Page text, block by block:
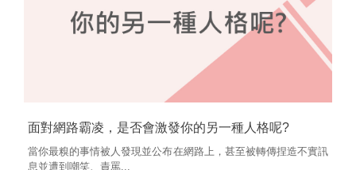
面對網路霸凌，是否會激發你的另一種人格呢?
當你最糗的事情被人發現並公布在網路上，甚至被轉傳捏造不實訊
息並遭到嘲笑、責罵...